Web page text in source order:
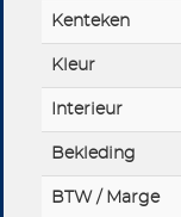
Kenteken
Kleur
Interieur
Bekleding
BTW / Marge